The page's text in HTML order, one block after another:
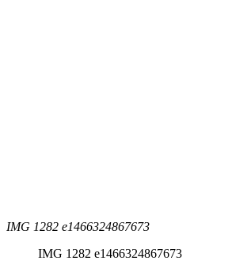
IMG 1282 e1466324867673
IMG 1282 e1466324867673